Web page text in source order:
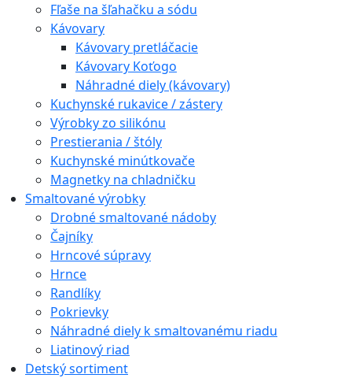
Fľaše na šľahačku a sódu
Kávovary
Kávovary pretláčacie
Kávovary Koťogo
Náhradné diely (kávovary)
Kuchynské rukavice / zástery
Výrobky zo silikónu
Prestierania / štóly
Kuchynské minútkovače
Magnetky na chladničku
Smaltované výrobky
Drobné smaltované nádoby
Čajníky
Hrncové súpravy
Hrnce
Randlíky
Pokrievky
Náhradné diely k smaltovanému riadu
Liatinový riad
Detský sortiment